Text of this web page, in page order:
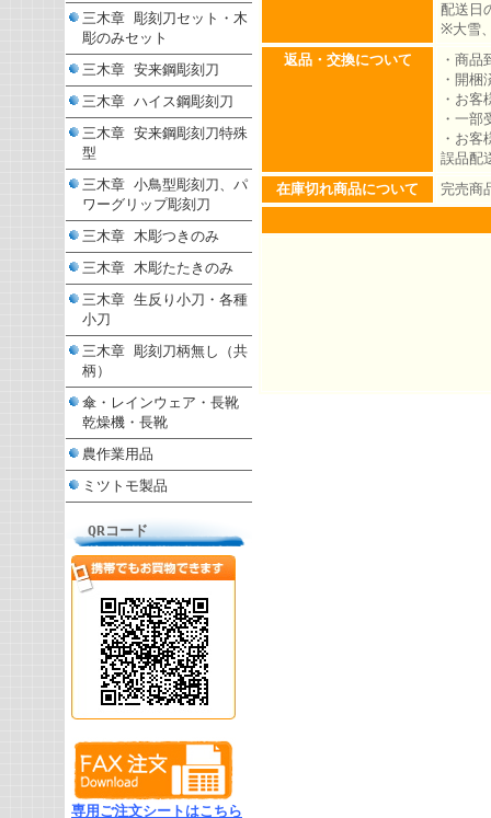
三木章 彫刻刀セット・木
彫のみセット
三木章 安来鋼彫刻刀
三木章 ハイス鋼彫刻刀
三木章 安来鋼彫刻刀特殊
型
三木章 小鳥型彫刻刀、パ
ワーグリップ彫刻刀
三木章 木彫つきのみ
三木章 木彫たたきのみ
三木章 生反り小刀・各種
小刀
三木章 彫刻刀柄無し（共
柄）
傘・レインウェア・長靴
乾燥機・長靴
農作業用品
ミツトモ製品
QRコード
専用ご注文シートはこちら
配送日
※大雪
返品・交換について
・商
・開
・お
・一
・お
誤品配
在庫切れ商品について
完売商